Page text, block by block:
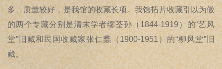
多、质量较好，是我馆的收藏长项。我馆拓片收藏引以为傲
的两个专藏分别是清末学者缪荃孙（1844-1919）的“艺风
堂”旧藏和民国收藏家张仁蠡（1900-1951）的“柳风堂”旧
藏。